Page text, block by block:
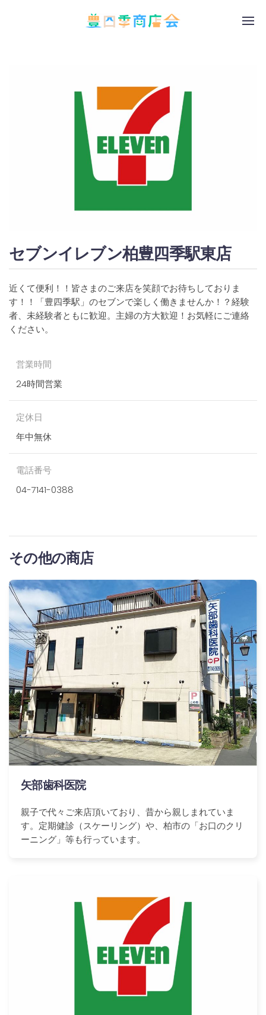
セブンイレブン柏豊四季駅東店
近くて便利！！皆さまのご来店を笑顔でお待ちしておりま
す！！「豊四季駅」のセブンで楽しく働きませんか！？経験
者、未経験者ともに歓迎。主婦の方大歓迎！お気軽にご連絡
ください。
営業時間
24時間営業
定休日
年中無休
電話番号
04-7141-0388
その他の商店
矢部歯科医院
親子で代々ご来店頂いており、昔から親しまれていま
す。定期健診（スケーリング）や、柏市の「お口のクリ
ーニング」等も行っています。